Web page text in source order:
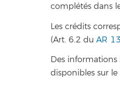
complétés dans
Les crédits
(Art. 6.2 du AR
Des informations
disponibles sur